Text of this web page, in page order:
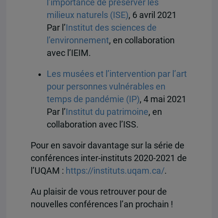
l’importance de préserver les
milieux naturels (ISE), 6 avril 2021
Par l’ Institut des sciences de
l’environnement, en collaboration
avec l’IEIM.
Les musées et l’intervention par l’art
pour personnes vulnérables en
temps de pandémie (IP), 4 mai 2021
Par l’ Institut du patrimoine, en
collaboration avec l’ISS.
Pour en savoir davantage sur la série de
conférences inter-instituts 2020-2021 de
l’UQAM : https://instituts.uqam.ca/.
Au plaisir de vous retrouver pour de
nouvelles conférences l’an prochain !